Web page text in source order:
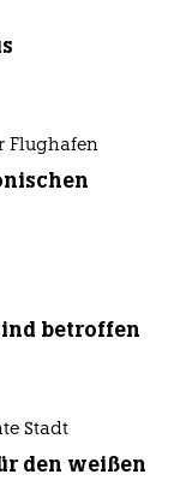
Flughafen
betroffen
Stadt
den weißen